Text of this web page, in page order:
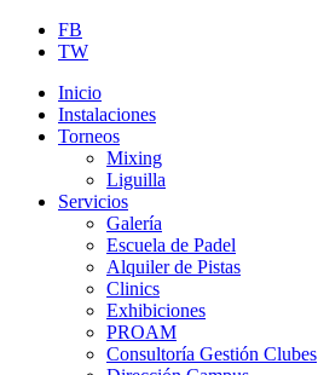
FB
TW
Inicio
Instalaciones
Torneos
Mixing
Liguilla
Servicios
Galería
Escuela de Padel
Alquiler de Pistas
Clinics
Exhibiciones
PROAM
Consultoría Gestión Clubes